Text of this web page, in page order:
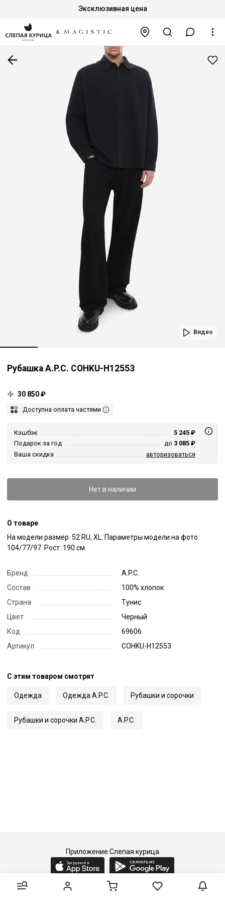
Эксклюзивная цена
Видео
Рубашка A.P.C. COHKU-H12553
30 850 ₽
Доступна оплата частями
Кэшбэк
5 245 ₽
Подарок за год
до 3 085 ₽
Ваша скидка
авторизоваться
Нет в наличии
О товаре
На модели размер: 52 RU, XL. Параметры модели на фото:
104/77/97. Рост: 190 см.
Бренд
A.P.C.
Состав
100% хлопок
Страна
Тунис
Цвет
Черный
Код
69606
Артикул
COHKU-H12553
С этим товаром смотрят
Одежда Одежда A.P.C. Рубашки и сорочки
Рубашки и сорочки A.P.C. A.P.C.
Приложение Слепая курица
2015-2026 © Слепая курица - fashion concept store.